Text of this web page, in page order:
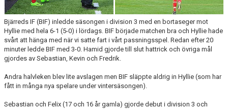
Bjärreds IF (BIF) inledde säsongen i division 3 med en bortaseger mot
Hyllie med hela 6-1 (5-0) i lördags. BIF började matchen bra och Hyllie hade
svårt att hänga med när vi satte fart i vårt passningsspel. Redan efter 20
minuter ledde BIF med 3-0. Hamid gjorde till slut hattrick och övriga mål
gjordes av Sebastian, Kevin och Fredrik.
Andra halvleken blev lite avslagen men BIF släppte aldrig in Hyllie (som har
fått in många nya spelare under vintersäsongen).
Sebastian och Felix (17 och 16 år gamla) gjorde debut i division 3 och